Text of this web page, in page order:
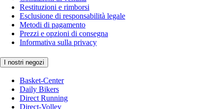
Restituzioni e rimborsi
Esclusione di responsabilità legale
Metodi di pagamento
Prezzi e opzioni di consegna
Informativa sulla privacy
I nostri negozi
Basket-Center
Daily Bikers
Direct Running
Direct-Volley